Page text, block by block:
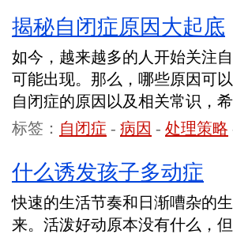
揭秘自闭症原因大起底
如今，越来越多的人开始关注
可能出现。那么，哪些原因可
自闭症的原因以及相关常识，
标签： 自闭症 - 病因 - 处理策略
什么诱发孩子多动症
快速的生活节奏和日渐嘈杂的
来。活泼好动原本没有什么，